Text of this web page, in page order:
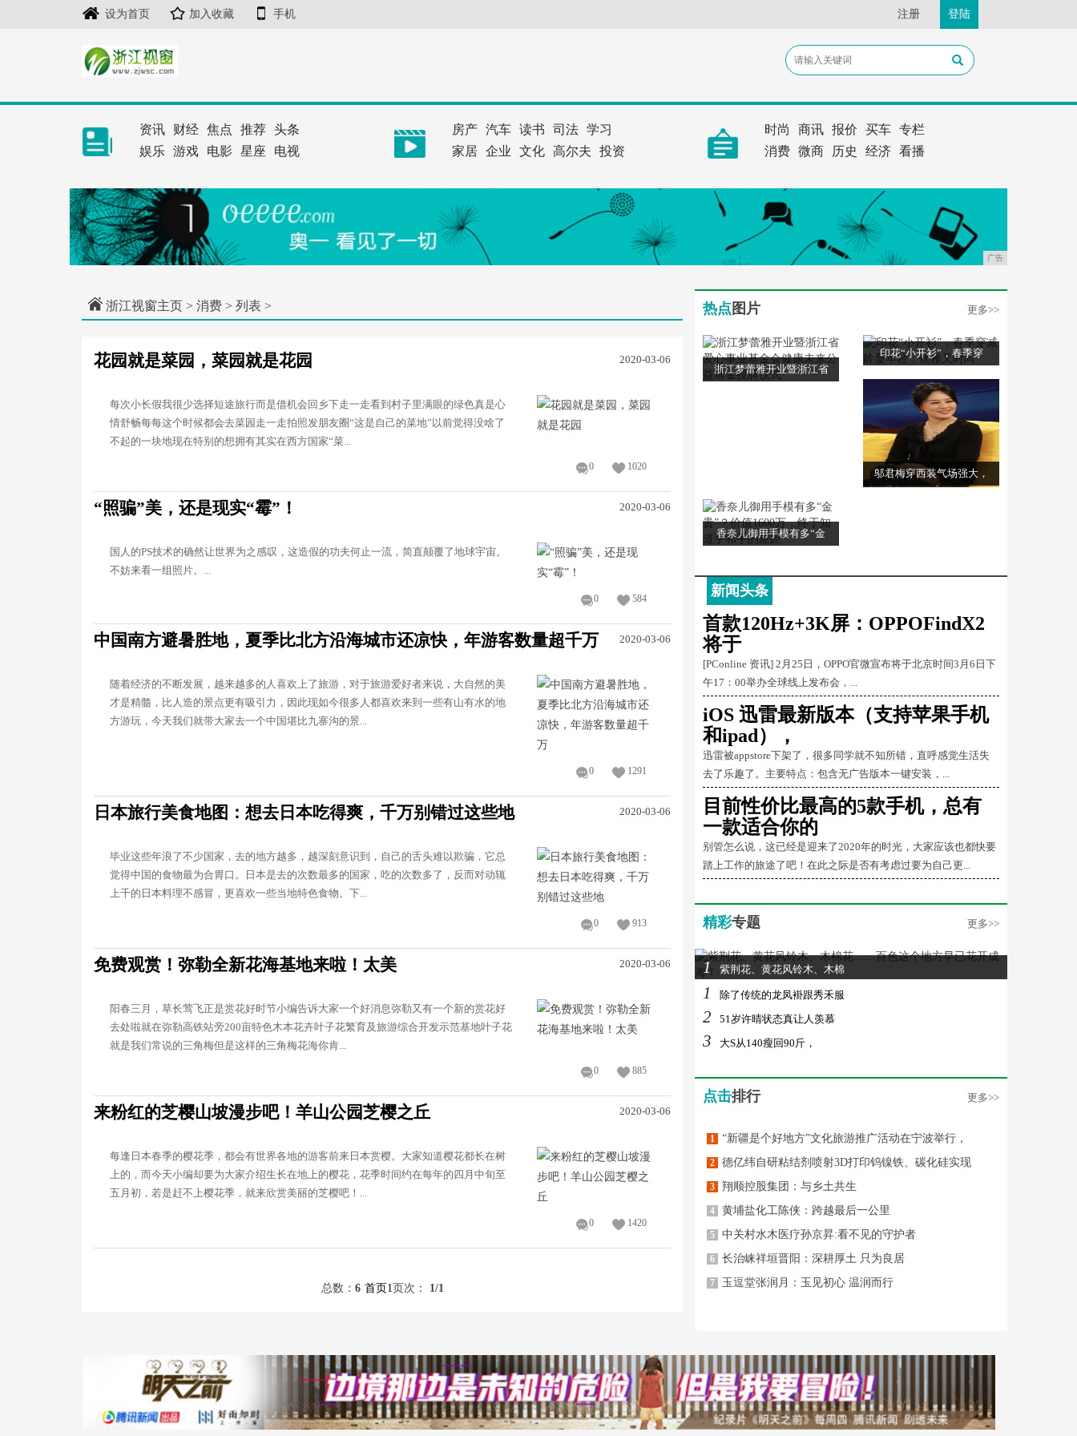
设为首页 加入收藏 手机 注册 登陆
资讯 财经 焦点 推荐 头条
娱乐 游戏 电影 星座 电视
房产 汽车 读书 司法 学习
家居 企业 文化 高尔夫 投资
时尚 商讯 报价 买车 专栏
消费 微商 历史 经济 看播
广告
浙江视窗主页 > 消费 > 列表 >
花园就是菜园，菜园就是花园 2020-03-06
每次小长假我很少选择短途旅行而是借机会回乡下走一走看到村子里满眼的绿色真是心
情舒畅每每这个时候都会去菜园走一走拍照发朋友圈“这是自己的菜地”以前觉得没啥了
不起的一块地现在特别的想拥有其实在西方国家“菜...
0 1020
“照骗”美，还是现实“霉”！ 2020-03-06
国人的PS技术的确然让世界为之感叹，这造假的功夫何止一流，简直颠覆了地球宇宙。
不妨来看一组照片。...
0 584
中国南方避暑胜地，夏季比北方沿海城市还凉快，年游客数量超千万 2020-03-06
随着经济的不断发展，越来越多的人喜欢上了旅游，对于旅游爱好者来说，大自然的美
才是精髓，比人造的景点更有吸引力，因此现如今很多人都喜欢来到一些有山有水的地
方游玩，今天我们就带大家去一个中国堪比九寨沟的景...
0 1291
日本旅行美食地图：想去日本吃得爽，千万别错过这些地 2020-03-06
毕业这些年浪了不少国家，去的地方越多，越深刻意识到，自己的舌头难以欺骗，它总
觉得中国的食物最为合胃口。日本是去的次数最多的国家，吃的次数多了，反而对动辄
上千的日本料理不感冒，更喜欢一些当地特色食物。下...
0 913
免费观赏！弥勒全新花海基地来啦！太美 2020-03-06
阳春三月，草长莺飞正是赏花好时节小编告诉大家一个好消息弥勒又有一个新的赏花好
去处啦就在弥勒高铁站旁200亩特色木本花卉叶子花繁育及旅游综合开发示范基地叶子花
就是我们常说的三角梅但是这样的三角梅花海你肯...
0 885
来粉红的芝樱山坡漫步吧！羊山公园芝樱之丘 2020-03-06
每逢日本春季的樱花季，都会有世界各地的游客前来日本赏樱。大家知道樱花都长在树
上的，而今天小编却要为大家介绍生长在地上的樱花，花季时间约在每年的四月中旬至
五月初，若是赶不上樱花季，就来欣赏美丽的芝樱吧！...
0 1420
总数： 6 首页1页次： 1/1
热点 图片 更多>>
浙江梦蕾雅开业暨浙江省
印花“小开衫”，春季穿
邬君梅穿西装气场强大，
香奈儿御用手模有多“金
新闻头条
首款120Hz+3K屏：OPPOFindX2
将于
[PConline 资讯] 2月25日，OPPO官微宣布将于北京时间3月6日下
午17：00举办全球线上发布会，...
iOS 迅雷最新版本（支持苹果手机
和ipad），
迅雷被appstore下架了，很多同学就不知所错，直呼感觉生活失
去了乐趣了。主要特点：包含无广告版本一键安装，...
目前性价比最高的5款手机，总有
一款适合你的
别管怎么说，这已经是迎来了2020年的时光，大家应该也都快要
踏上工作的旅途了吧！在此之际是否有考虑过要为自己更...
精彩专题 更多>>
1 紫荆花、黄花风铃木、木棉
1 除了传统的龙凤褂跟秀禾服
2 51岁许晴状态真让人羡慕
3 大S从140瘦回90斤，
点击排行 更多>>
1 “新疆是个好地方”文化旅游推广活动在宁波举行，
2 德亿纬自研粘结剂喷射3D打印钨镍铁、碳化硅实现
3 翔顺控股集团：与乡土共生
4 黄埔盐化工陈侠：跨越最后一公里
5 中关村水木医疗孙京昇:看不见的守护者
6 长治崃祥垣晋阳：深耕厚土 只为良居
7 玉逗堂张润月：玉见初心 温润而行